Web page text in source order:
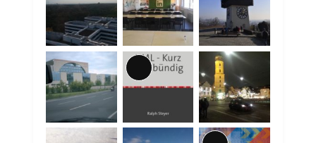
Lange
Beschreibung